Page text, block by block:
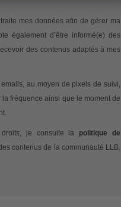
mes données afin de gérer ma
également d’être informé(e) des
des contenus adaptés à mes
au moyen de pixels de suivi,
fréquence ainsi que le moment de
je consulte la politique de
contenus de la communauté LLB.